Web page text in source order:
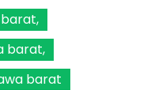
barat
barat